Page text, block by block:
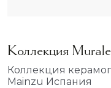
Коллекция
Коллекция
Mainzu Испания